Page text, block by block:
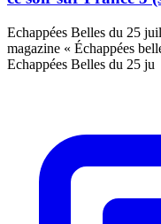
Echappées Belles du 25
magazine « Échappées
Echappées Belles du 25 ju